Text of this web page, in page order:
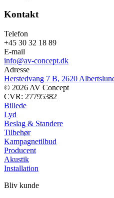
Kontakt
Telefon
+45 30 32 18 89
E-mail
info@av-concept.dk
Adresse
Herstedvang 7 B, 2620
© 2026 AV Concept
CVR: 27795382
Billede
Lyd
Beslag & Standere
Tilbehør
Kampagnetilbud
Producent
Akustik
Installation
Bliv kunde